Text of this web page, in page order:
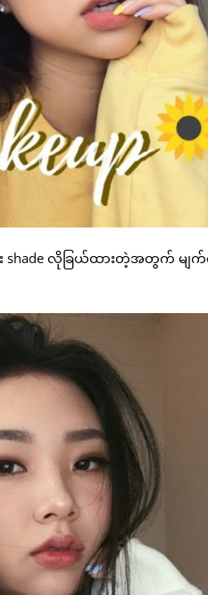
း shade လိုခြယ်ထားတဲ့အတွက် မျ